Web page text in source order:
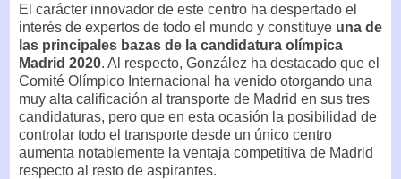
El carácter innovador de este centro ha despertado el
interés de expertos de todo el mundo y constituye una de
las principales bazas de la candidatura olímpica
Madrid 2020. Al respecto, González ha destacado que el
Comité Olímpico Internacional ha venido otorgando una
muy alta calificación al transporte de Madrid en sus tres
candidaturas, pero que en esta ocasión la posibilidad de
controlar todo el transporte desde un único centro
aumenta notablemente la ventaja competitiva de Madrid
respecto al resto de aspirantes.